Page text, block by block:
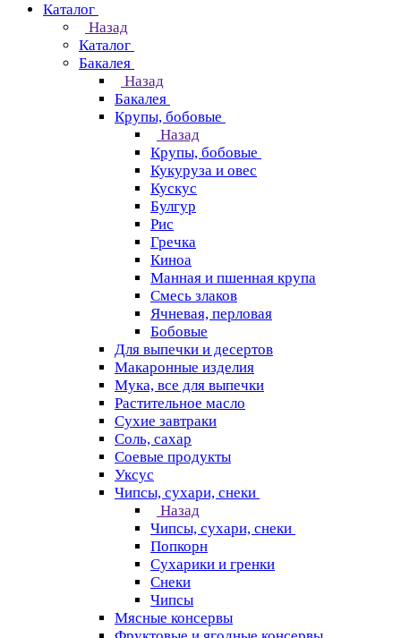
Каталог
Назад
Каталог
Бакалея
Назад
Бакалея
Крупы, бобовые
Назад
Крупы, бобовые
Кукуруза и овес
Кускус
Булгур
Рис
Гречка
Киноа
Манная и пшенная крупа
Смесь злаков
Ячневая, перловая
Бобовые
Для выпечки и десертов
Макаронные изделия
Мука, все для выпечки
Растительное масло
Сухие завтраки
Соль, сахар
Соевые продукты
Уксус
Чипсы, сухари, снеки
Назад
Чипсы, сухари, снеки
Попкорн
Сухарики и гренки
Снеки
Чипсы
Мясные консервы